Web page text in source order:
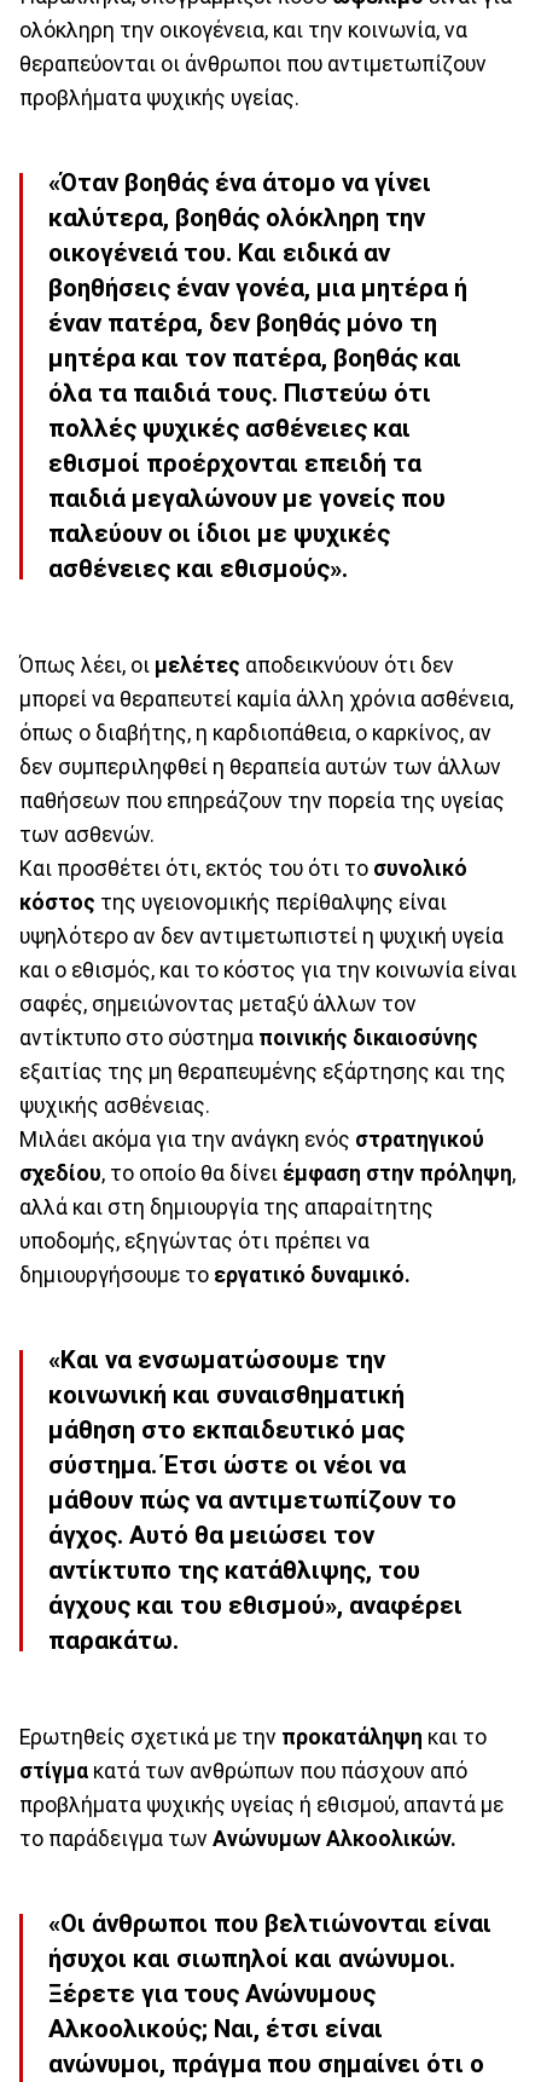
ολόκληρη την οικογένεια, και την κοινωνία, να
θεραπεύονται οι άνθρωποι που αντιμετωπίζουν
προβλήματα ψυχικής υγείας.
«Όταν βοηθάς ένα άτομο να γίνει
καλύτερα, βοηθάς ολόκληρη την
οικογένειά του. Και ειδικά αν
βοηθήσεις έναν γονέα, μια μητέρα ή
έναν πατέρα, δεν βοηθάς μόνο τη
μητέρα και τον πατέρα, βοηθάς και
όλα τα παιδιά τους. Πιστεύω ότι
πολλές ψυχικές ασθένειες και
εθισμοί προέρχονται επειδή τα
παιδιά μεγαλώνουν με γονείς που
παλεύουν οι ίδιοι με ψυχικές
ασθένειες και εθισμούς».
Όπως λέει, οι μελέτες αποδεικνύουν ότι δεν
μπορεί να θεραπευτεί καμία άλλη χρόνια ασθένεια,
όπως ο διαβήτης, η καρδιοπάθεια, ο καρκίνος, αν
δεν συμπεριληφθεί η θεραπεία αυτών των άλλων
παθήσεων που επηρεάζουν την πορεία της υγείας
των ασθενών.
Και προσθέτει ότι, εκτός του ότι το συνολικό
κόστος της υγειονομικής περίθαλψης είναι
υψηλότερο αν δεν αντιμετωπιστεί η ψυχική υγεία
και ο εθισμός, και το κόστος για την κοινωνία είναι
σαφές, σημειώνοντας μεταξύ άλλων τον
αντίκτυπο στο σύστημα ποινικής δικαιοσύνης
εξαιτίας της μη θεραπευμένης εξάρτησης και της
ψυχικής ασθένειας.
Μιλάει ακόμα για την ανάγκη ενός στρατηγικού
σχεδίου, το οποίο θα δίνει έμφαση στην πρόληψη,
αλλά και στη δημιουργία της απαραίτητης
υποδομής, εξηγώντας ότι πρέπει να
δημιουργήσουμε το εργατικό δυναμικό.
«Και να ενσωματώσουμε την
κοινωνική και συναισθηματική
μάθηση στο εκπαιδευτικό μας
σύστημα. Έτσι ώστε οι νέοι να
μάθουν πώς να αντιμετωπίζουν το
άγχος. Αυτό θα μειώσει τον
αντίκτυπο της κατάθλιψης, του
άγχους και του εθισμού», αναφέρει
παρακάτω.
Ερωτηθείς σχετικά με την προκατάληψη και το
στίγμα κατά των ανθρώπων που πάσχουν από
προβλήματα ψυχικής υγείας ή εθισμού, απαντά με
το παράδειγμα των Ανώνυμων Αλκοολικών.
«Οι άνθρωποι που βελτιώνονται είναι
ήσυχοι και σιωπηλοί και ανώνυμοι.
Ξέρετε για τους Ανώνυμους
Αλκοολικούς; Ναι, έτσι είναι
ανώνυμοι, πράγμα που σημαίνει ότι ο